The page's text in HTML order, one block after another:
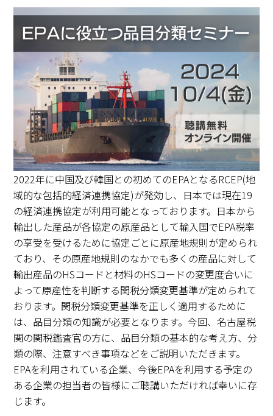
8:30～18:00（土日祝休）
2022年に中国及び韓国との初めてのEPAとなるRCEP(地
域的な包括的経済連携協定)が発効し、日本では現在19
の経済連携協定が利用可能となっております。日本から
輸出した産品が各協定の原産品として輸入国でEPA税率
の享受を受けるために協定ごとに原産地規則が定められ
ており、その原産地規則のなかでも多くの産品に対して
輸出産品のHSコードと材料のHSコードの変更度合いに
よって原産性を判断する関税分類変更基準が定められて
おります。関税分類変更基準を正しく適用するために
は、品目分類の知識が必要となります。今回、名古屋税
関の関税鑑査官の方に、品目分類の基本的な考え方、分
類の際、注意すべき事項などをご説明いただきます。
EPAを利用されている企業、今後EPAを利用する予定の
ある企業の担当者の皆様にご聴講いただければ幸いに存
じます。